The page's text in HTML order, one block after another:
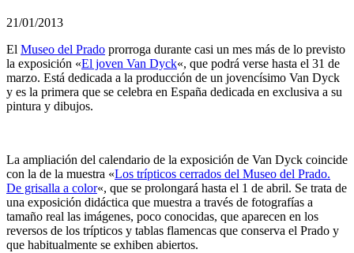
21/01/2013
El Museo del Prado prorroga durante casi un mes más de lo previsto
la exposición «El joven Van Dyck«, que podrá verse hasta el 31 de
marzo. Está dedicada a la producción de un jovencísimo Van Dyck
y es la primera que se celebra en España dedicada en exclusiva a su
pintura y dibujos.
La ampliación del calendario de la exposición de Van Dyck coincide
con la de la muestra «Los trípticos cerrados del Museo del Prado.
De grisalla a color«, que se prolongará hasta el 1 de abril. Se trata de
una exposición didáctica que muestra a través de fotografías a
tamaño real las imágenes, poco conocidas, que aparecen en los
reversos de los trípticos y tablas flamencas que conserva el Prado y
que habitualmente se exhiben abiertos.